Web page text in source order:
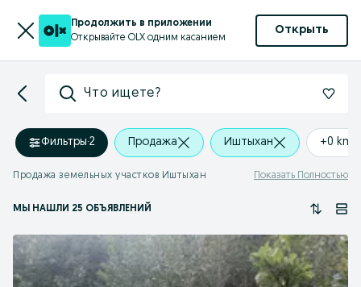
Продолжить в приложении
Открывайте OLX одним касанием
Открыть
Что ищете?
Фильтры·2 Продажа Иштыхан +0 km
Продажа земельных участков Иштыхан Показать Полностью
МЫ НАШЛИ 25 ОБЪЯВЛЕНИЙ